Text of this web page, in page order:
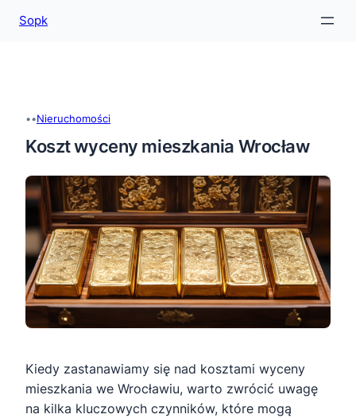
treści
Sopk
••Nieruchomości
Koszt wyceny mieszkania Wrocław
Kiedy zastanawiamy się nad kosztami wyceny
mieszkania we Wrocławiu, warto zwrócić uwagę
na kilka kluczowych czynników, które mogą